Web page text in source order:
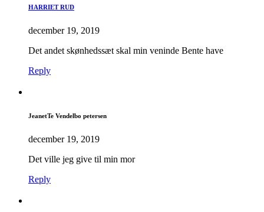
HARRIET RUD
december 19, 2019
Det andet skønhedssæt skal min veninde Bente have
Reply
JeanetTe Vendelbo petersen
december 19, 2019
Det ville jeg give til min mor
Reply